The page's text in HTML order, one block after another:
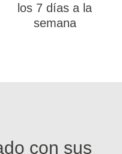
los 7 días a la
semana
con sus